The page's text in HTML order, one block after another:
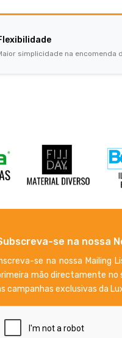
simplicidade na encomenda
se na nossa
se na nossa Mailing
mão directamente no
campanhas exclusivas da